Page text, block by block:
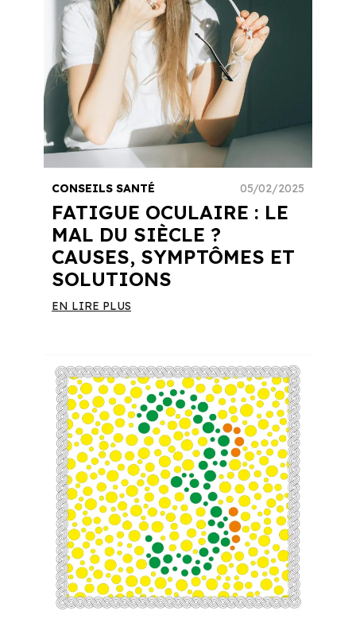
FATIGUE OCULAIRE : LE
MAL DU SIÈCLE ?
CAUSES, SYMPTÔMES ET
SOLUTIONS
CONSEILS SANTÉ 05/02/2025
EN LIRE PLUS